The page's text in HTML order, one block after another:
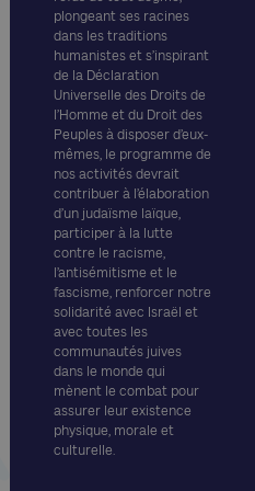
plongeant ses racines
dans les traditions
humanistes et s’inspirant
de la Déclaration
Universelle des Droits de
l’Homme et du Droit des
Peuples à disposer d’eux-
mêmes, le programme de
nos activités devrait
contribuer à l’élaboration
d’un judaïsme laïque,
participer à la lutte
contre le racisme,
l’antisémitisme et le
fascisme, renforcer notre
solidarité avec Israël et
avec toutes les
communautés juives
dans le monde qui
mènent le combat pour
assurer leur existence
physique, morale et
culturelle.